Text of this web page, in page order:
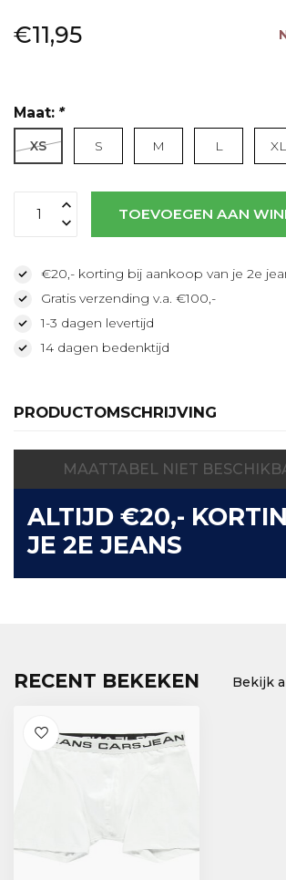
€11,95
Lees meer
Maat: *
XS S M L XL
TOEVOEGEN AAN
€20,- korting bij aankoop van je 2e
Gratis verzending v.a. €100,-
1-3 dagen levertijd
14 dagen bedenktijd
PRODUCTOMSCHRIJVING
MAATTABEL NIET
ALTIJD €20,-
JE 2E JEANS
RECENT BEKEKEN Bekijk